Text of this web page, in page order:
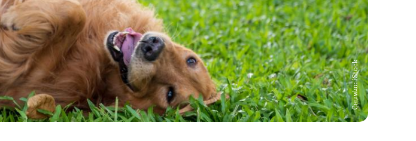
Снимка: iStock